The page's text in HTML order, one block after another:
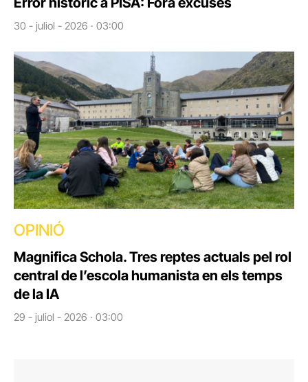
30 - juliol - 2026 · 03:00
OPINIÓ
Magnifica Schola. Tres reptes actuals pel rol
central de l’escola humanista en els temps
de la IA
29 - juliol - 2026 · 03:00